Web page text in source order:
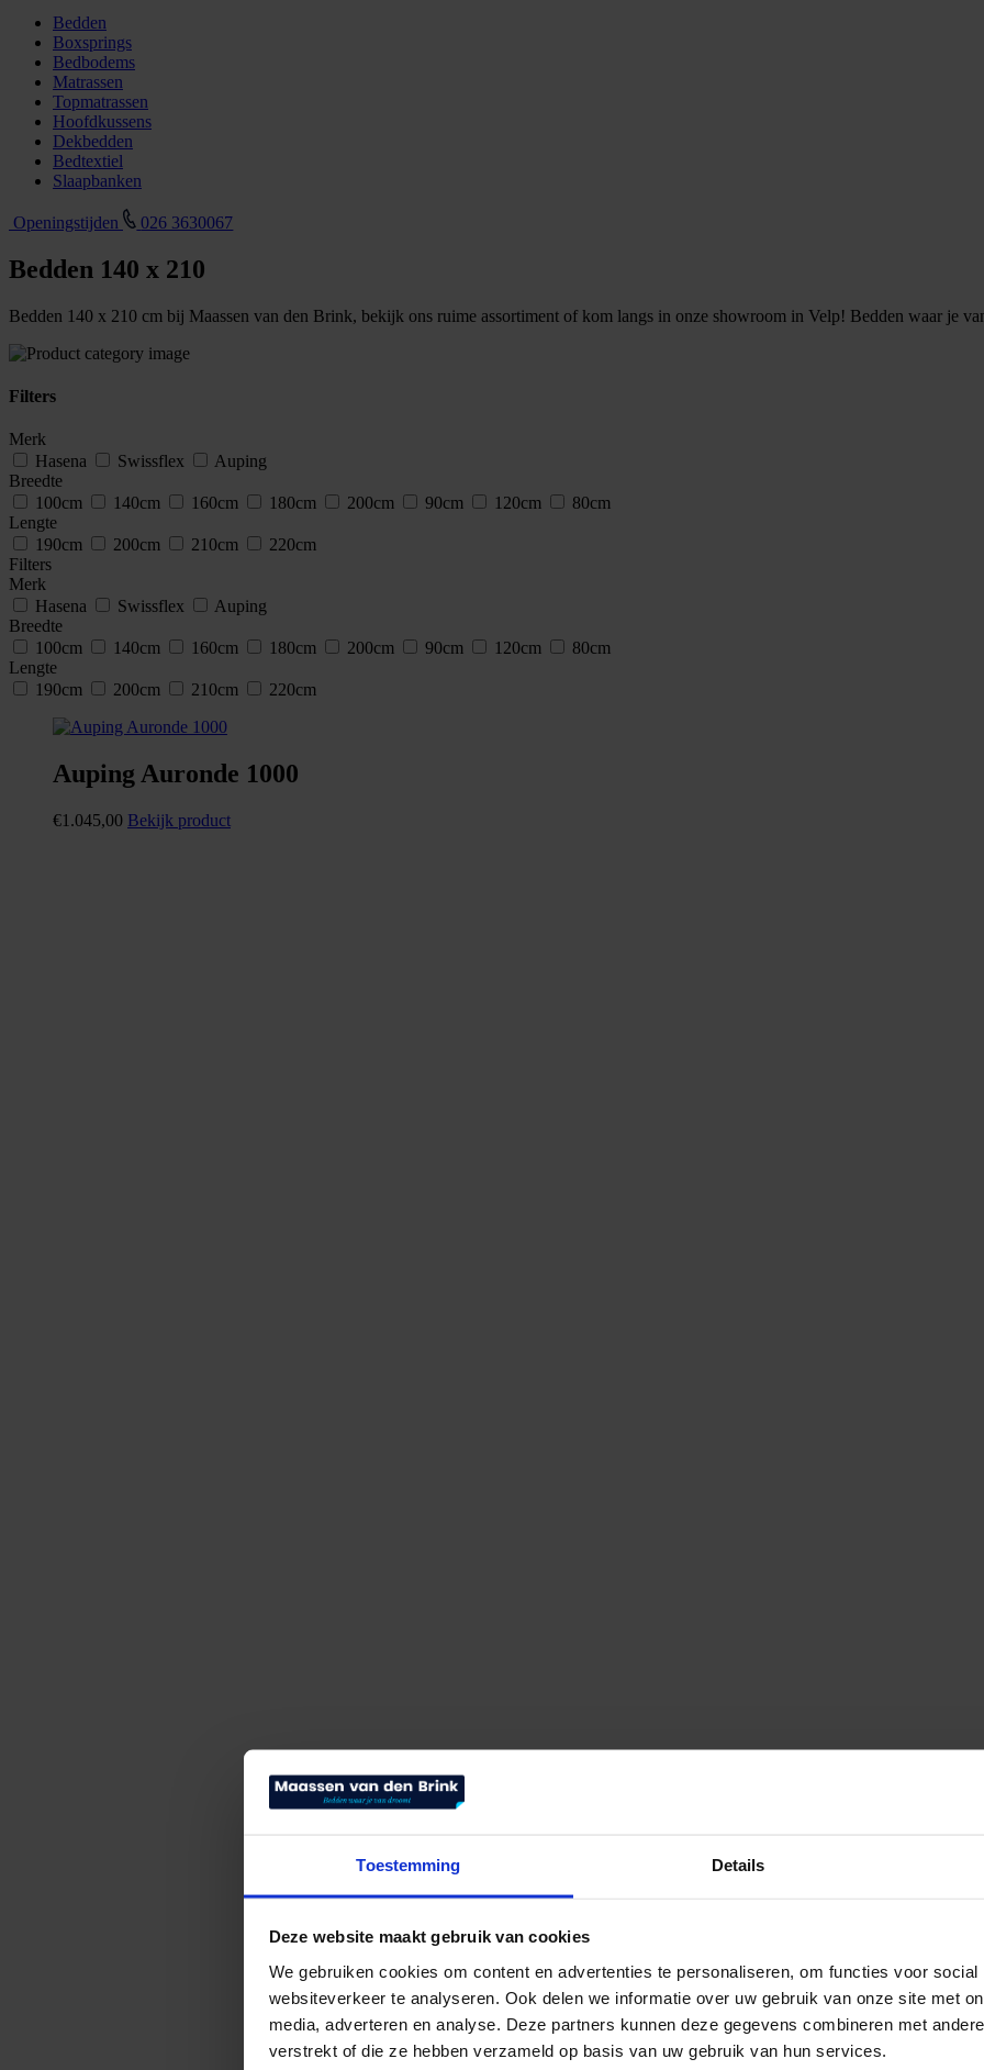
Toestemming Details
Deze website maakt gebruik van cookies
We gebruiken cookies om content en advertenties te personaliseren, om functies voor
websiteverkeer te analyseren. Ook delen we informatie over uw gebruik van onze site met
media, adverteren en analyse. Deze partners kunnen deze gegevens combineren met
verstrekt of die ze hebben verzameld op basis van uw gebruik van hun services.
Bedden
Boxsprings
Bedbodems
Matrassen
Topmatrassen
Hoofdkussens
Dekbedden
Bedtextiel
Slaapbanken
Openingstijden 026 3630067
Bedden 140 x 210
Bedden 140 x 210 cm bij Maassen van den Brink, bekijk ons ruime assortiment of kom langs in onze showroom in Velp! Bedden waar je
Filters
Merk
Hasena
Swissflex
Auping
Breedte
100cm
140cm 160cm 180cm 200cm 90cm 120cm
80cm
Lengte
190cm
200cm 210cm
220cm
Filters
Merk
Hasena
Swissflex
Auping
Breedte
100cm
140cm 160cm 180cm 200cm 90cm 120cm
80cm
Lengte
190cm
200cm 210cm 220cm
Auping Auronde 1000
€1.045,00 Bekijk product